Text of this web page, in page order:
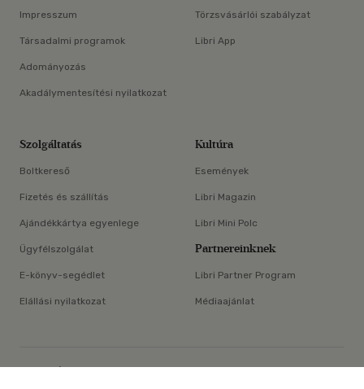
×
Impresszum
Társadalmi programok
Adományozás
Akadálymentesítési nyilatkozat
Törzsvásárlói szabályzat
Libri App
Szolgáltatás
Boltkereső
Fizetés és szállítás
Ajándékkártya egyenlege
Ügyfélszolgálat
E-könyv-segédlet
Elállási nyilatkozat
Kultúra
Események
Libri Magazin
Libri Mini Polc
Partnereinknek
Libri Partner Program
Médiaajánlat